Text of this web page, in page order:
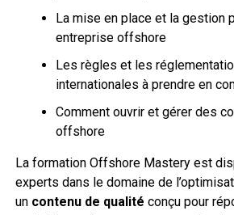
La mise en place et la gestion
entreprise offshore
Les règles et les
internationales à prendre en
Comment ouvrir et gérer des
offshore
La formation Offshore Mastery est
experts dans le domaine de
un contenu de qualité conçu pour